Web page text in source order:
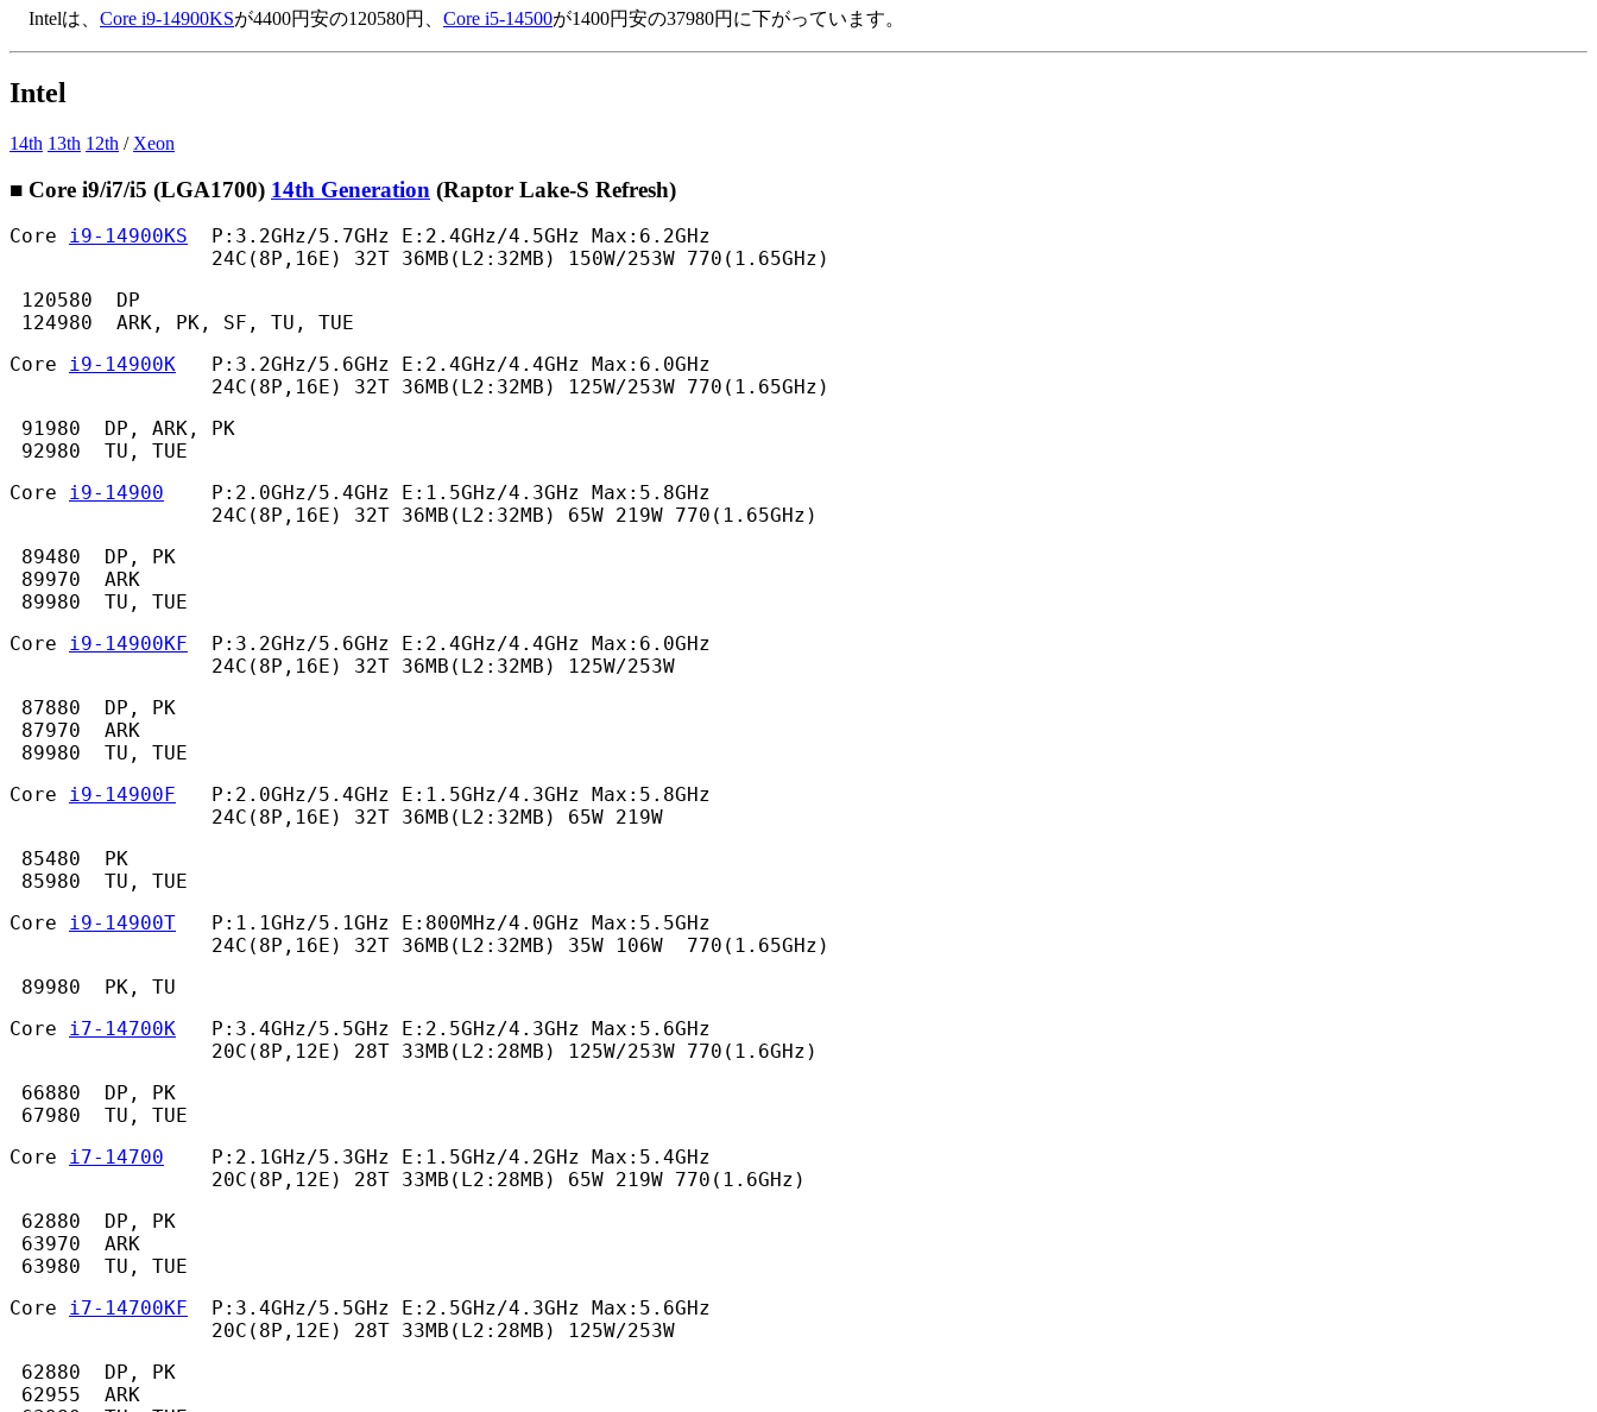
Intelは、 Core i9-14900KSが4400円安の120580円、 Core i5-14500が1400円安の37980円に下がっています。
Intel
14th 13th 12th / Xeon
■ Core i9/i7/i5 (LGA1700) 14th Generation (Raptor Lake-S Refresh)
Core i9-14900KS
  P:3.2GHz/5.7GHz E:2.4GHz/4.5GHz Max:6.2GHz
                 24C(8P,16E) 32T 36MB(L2:32MB) 150W/253W 770(1.65GHz)
120580  DP
124980  ARK, PK, SF, TU, TUE
Core i9-14900K
   P:3.2GHz/5.6GHz E:2.4GHz/4.4GHz Max:6.0GHz
                 24C(8P,16E) 32T 36MB(L2:32MB) 125W/253W 770(1.65GHz)
91980  DP, ARK, PK
92980  TU, TUE
Core i9-14900
    P:2.0GHz/5.4GHz E:1.5GHz/4.3GHz Max:5.8GHz
                 24C(8P,16E) 32T 36MB(L2:32MB) 65W 219W 770(1.65GHz)
89480  DP, PK
89970  ARK
89980  TU, TUE
Core i9-14900KF
  P:3.2GHz/5.6GHz E:2.4GHz/4.4GHz Max:6.0GHz
                 24C(8P,16E) 32T 36MB(L2:32MB) 125W/253W
87880  DP, PK
87970  ARK
89980  TU, TUE
Core i9-14900F
   P:2.0GHz/5.4GHz E:1.5GHz/4.3GHz Max:5.8GHz
                 24C(8P,16E) 32T 36MB(L2:32MB) 65W 219W
85480  PK
85980  TU, TUE
Core i9-14900T
   P:1.1GHz/5.1GHz E:800MHz/4.0GHz Max:5.5GHz
                 24C(8P,16E) 32T 36MB(L2:32MB) 35W 106W  770(1.65GHz)
89980  PK, TU
Core i7-14700K
   P:3.4GHz/5.5GHz E:2.5GHz/4.3GHz Max:5.6GHz
                 20C(8P,12E) 28T 33MB(L2:28MB) 125W/253W 770(1.6GHz)
66880  DP, PK
67980  TU, TUE
Core i7-14700
    P:2.1GHz/5.3GHz E:1.5GHz/4.2GHz Max:5.4GHz
                 20C(8P,12E) 28T 33MB(L2:28MB) 65W 219W 770(1.6GHz)
62880  DP, PK
63970  ARK
63980  TU, TUE
Core i7-14700KF
  P:3.4GHz/5.5GHz E:2.5GHz/4.3GHz Max:5.6GHz
                 20C(8P,12E) 28T 33MB(L2:28MB) 125W/253W
62880  DP, PK
62955  ARK